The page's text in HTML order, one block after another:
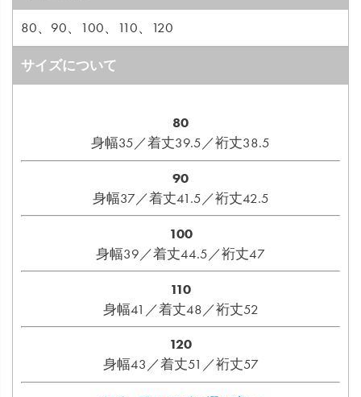
80、90、100、110、120
サイズについて
80
身幅35／着丈39.5／裄丈38.5
90
身幅37／着丈41.5／裄丈42.5
100
身幅39／着丈44.5／裄丈47
110
身幅41／着丈48／裄丈52
120
身幅43／着丈51／裄丈57